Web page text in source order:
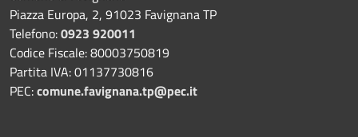
Piazza Europa, 2, 91023 Favignana TP
Telefono:0923 920011
Codice Fiscale: 80003750819
Partita IVA: 01137730816
PEC:comune.favignana.tp@pec.it